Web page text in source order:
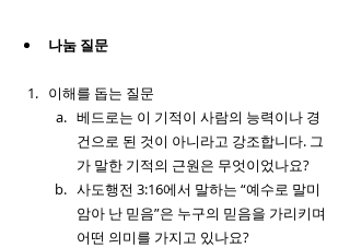
나눔 질문
이해를 돕는 질문
베드로는 이 기적이 사람의 능력이나 경
건으로 된 것이 아니라고 강조합니다. 그
가 말한 기적의 근원은 무엇이었나요?
사도행전 3:16에서 말하는 “예수로 말미
암아 난 믿음”은 누구의 믿음을 가리키며
어떤 의미를 가지고 있나요?